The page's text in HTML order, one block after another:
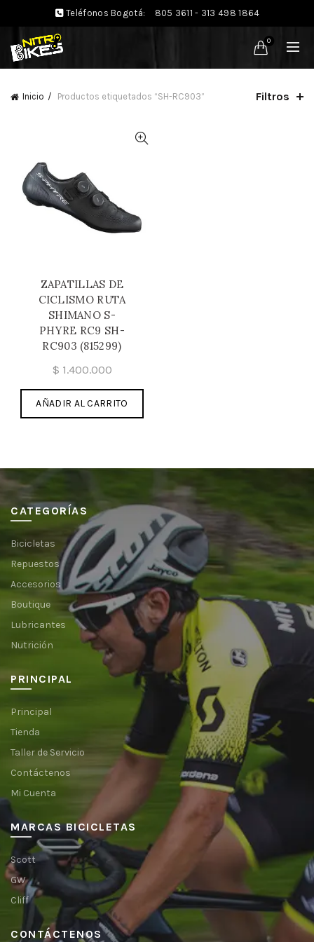
Teléfonos Bogotá: 805 3611 - 313 498 1864
0
Inicio Productos etiquetados “SH-RC903” Filtros
ZAPATILLAS DE
CICLISMO RUTA
SHIMANO S-
PHYRE RC9 SH-
RC903 (815299)
$ 1.400.000
AÑADIR AL CARRITO
CATEGORÍAS
Bicicletas
Repuestos
Accesorios
Boutique
Lubricantes
Nutrición
PRINCIPAL
Principal
Tienda
Taller de Servicio
Contáctenos
Mi Cuenta
MARCAS BICICLETAS
Scott
GW
Cliff
CONTÁCTENOS